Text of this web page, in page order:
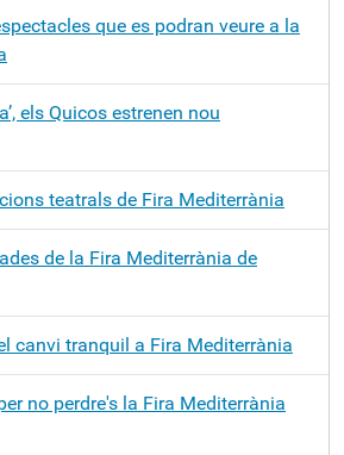
que es podran veure a la
els Quicos estrenen nou
teatrals de Fira Mediterrània
de la Fira Mediterrània de
canvi tranquil a Fira Mediterrània
no perdre's la Fira Mediterrània